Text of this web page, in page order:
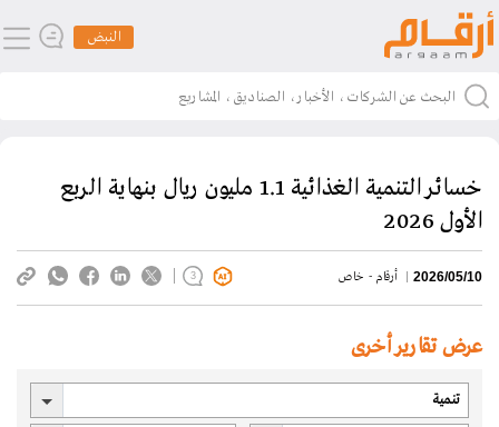
النبض
خسائر التنمية الغذائية 1.1 مليون ريال بنهاية الربع
الأول 2026
2026/05/10 أرقام - خاص 3
عرض تقارير أخرى